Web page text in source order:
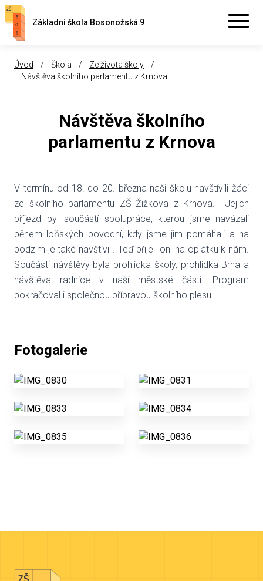
Základní škola Bosonožská 9
Úvod / Škola / Ze života školy
/
Návštěva školního parlamentu z Krnova
Návštěva školního
parlamentu z Krnova
V termínu od 18. do 20. března naši školu navštívili žáci
ze školního parlamentu ZŠ Žižkova z Krnova. Jejich
příjezd byl součástí spolupráce, kterou jsme navázali
během loňských povodní, kdy jsme jim pomáhali a na
podzim je také navštívili. Teď přijeli oni na oplátku k nám.
Součástí návštěvy byla prohlídka školy, prohlídka Brna a
návštěva radnice v naší městské části. Program
pokračoval i společnou přípravou školního plesu.
Fotogalerie